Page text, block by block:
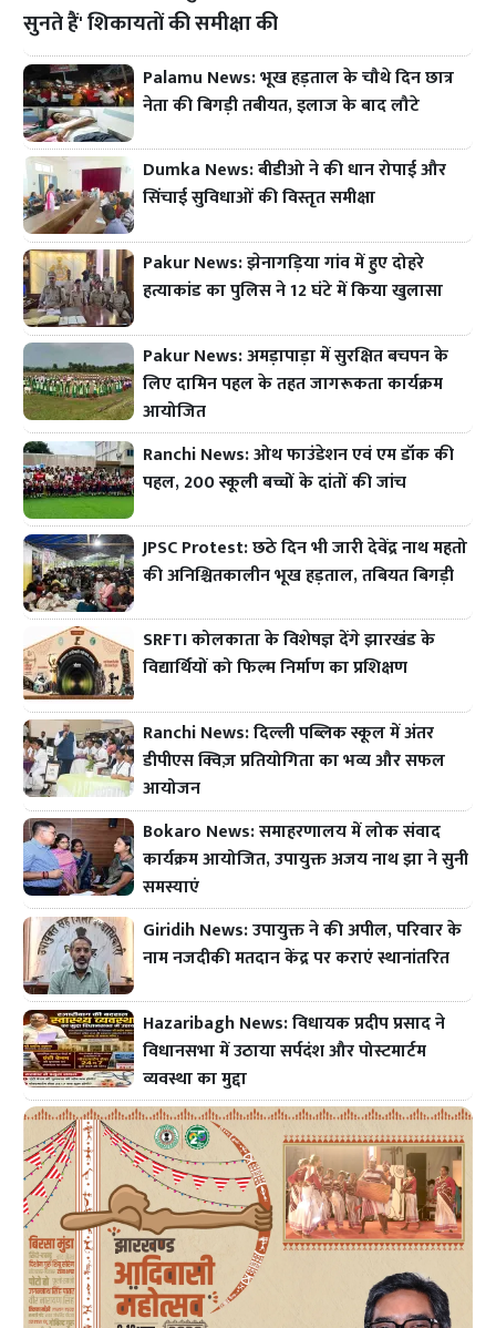
सुनते हैं' शिकायतों की समीक्षा की
Palamu News: भूख हड़ताल के चौथे दिन छात्र
नेता की बिगड़ी तबीयत, इलाज के बाद लौटे
Dumka News: बीडीओ ने की धान रोपाई और
सिंचाई सुविधाओं की विस्तृत समीक्षा
Pakur News: झेनागड़िया गांव में हुए दोहरे
हत्याकांड का पुलिस ने 12 घंटे में किया खुलासा
Pakur News: अमड़ापाड़ा में सुरक्षित बचपन के
लिए दामिन पहल के तहत जागरूकता कार्यक्रम
आयोजित
Ranchi News: ओथ फाउंडेशन एवं एम डॉक की
पहल, 200 स्कूली बच्चों के दांतों की जांच
JPSC Protest: छठे दिन भी जारी देवेंद्र नाथ महतो
की अनिश्चितकालीन भूख हड़ताल, तबियत बिगड़ी
SRFTI कोलकाता के विशेषज्ञ देंगे झारखंड के
विद्यार्थियों को फिल्म निर्माण का प्रशिक्षण
Ranchi News: दिल्ली पब्लिक स्कूल में अंतर
डीपीएस क्विज़ प्रतियोगिता का भव्य और सफल
आयोजन
Bokaro News: समाहरणालय में लोक संवाद
कार्यक्रम आयोजित, उपायुक्त अजय नाथ झा ने सुनी
समस्याएं
Giridih News: उपायुक्त ने की अपील, परिवार के
नाम नजदीकी मतदान केंद्र पर कराएं स्थानांतरित
Hazaribagh News: विधायक प्रदीप प्रसाद ने
विधानसभा में उठाया सर्पदंश और पोस्टमार्टम
व्यवस्था का मुद्दा